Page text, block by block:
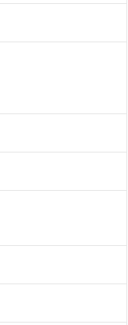
って非含有を証明
対応完了までの期間
特段のことがない